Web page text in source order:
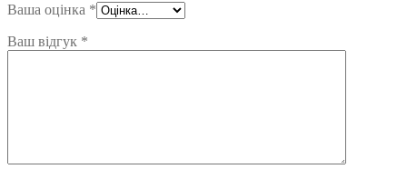
Ваша оцінка *
Ваш відгук *